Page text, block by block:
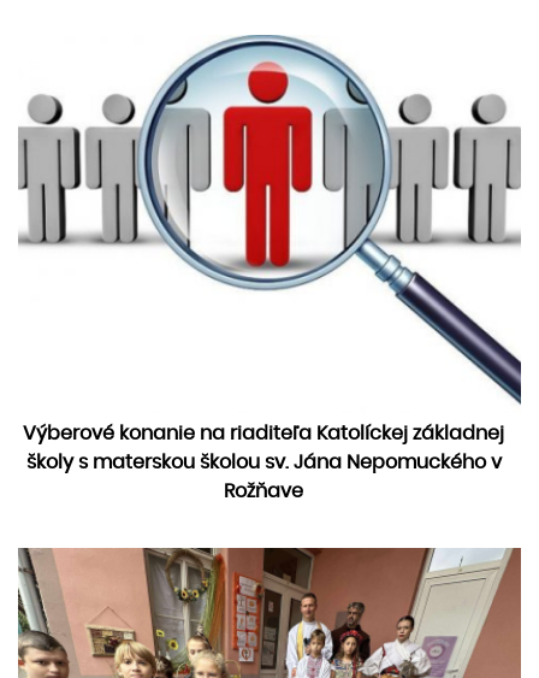
Výberové konanie na riaditeľa Katolíckej základnej
školy s materskou školou sv. Jána Nepomuckého v
Rožňave